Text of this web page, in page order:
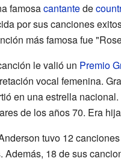
famosacantantede
por sus canciones
más famosa fue
le valió un Premio
vocal femenina.
en una estrella
de los años 70. Era
tuvo 12
Además, 18 de sus